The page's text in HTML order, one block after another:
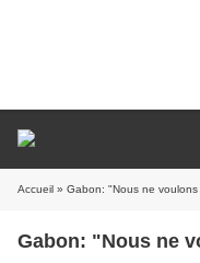
Accueil » Gabon: "Nous ne
Gabon: "Nous ne